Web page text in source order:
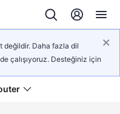
değildir. Daha fazla dil
çalışıyoruz. Desteğiniz için